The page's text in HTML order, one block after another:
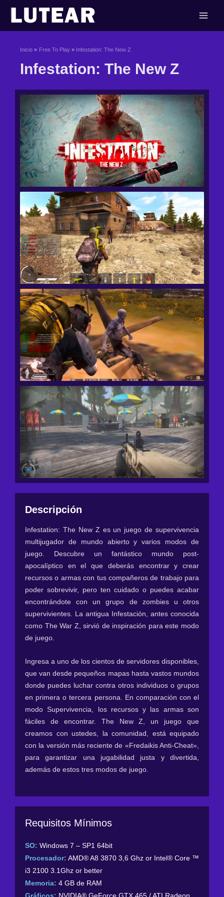
contenido
Inicio Free To Play Infestation: The New Z
Infestation: The New Z
Descripción
Infestation: The New Z es un juego de supervivencia
multijugador de mundo abierto y varios modos de
juego. Descubre un fantástico mundo post-
apocalíptico en el que deberás encontrar y crear
recursos o armas con tus compañeros de trabajo para
poder sobrevivir, pero ten cuidado o puedes acabar
encontrándote con un grupo de zombies u otros
supervivientes. La antigua Infestación, antes conocida
como The War Z, sirvió de inspiración para este modo
de juego.
Ingresa a uno de los cientos de servidores disponibles,
que van desde pequeños mapas hasta vastos mundos
donde puedes luchar contra otros individuos o grupos
en primera o tercera persona. En comparación con el
modo Supervivencia, los recursos y las armas son
fáciles de encontrar. The New Z, un juego que
creamos con ustedes, la comunidad, está equipado
con la versión más reciente de «Fredaikis Anti-Cheat»,
para garantizar una jugabilidad justa y divertida,
además de estos tres modos de juego.
Requisitos Mínimos
SO: Windows 7 – SP1 64bit
Procesador: AMD® A8 3870 3,6 Ghz or Intel® Core ™
i3 2100 3.1Ghz or better
Memoria: 4 GB de RAM